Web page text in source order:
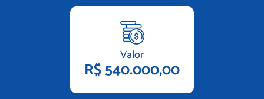
Valor
R$ 540.000,00